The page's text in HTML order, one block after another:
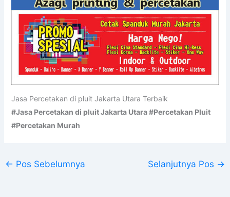
Jasa Percetakan di pluit Jakarta Utara Terbaik
#Jasa Percetakan di pluit Jakarta Utara #Percetakan Pluit
#Percetakan Murah
← Pos Sebelumnya Selanjutnya Pos →